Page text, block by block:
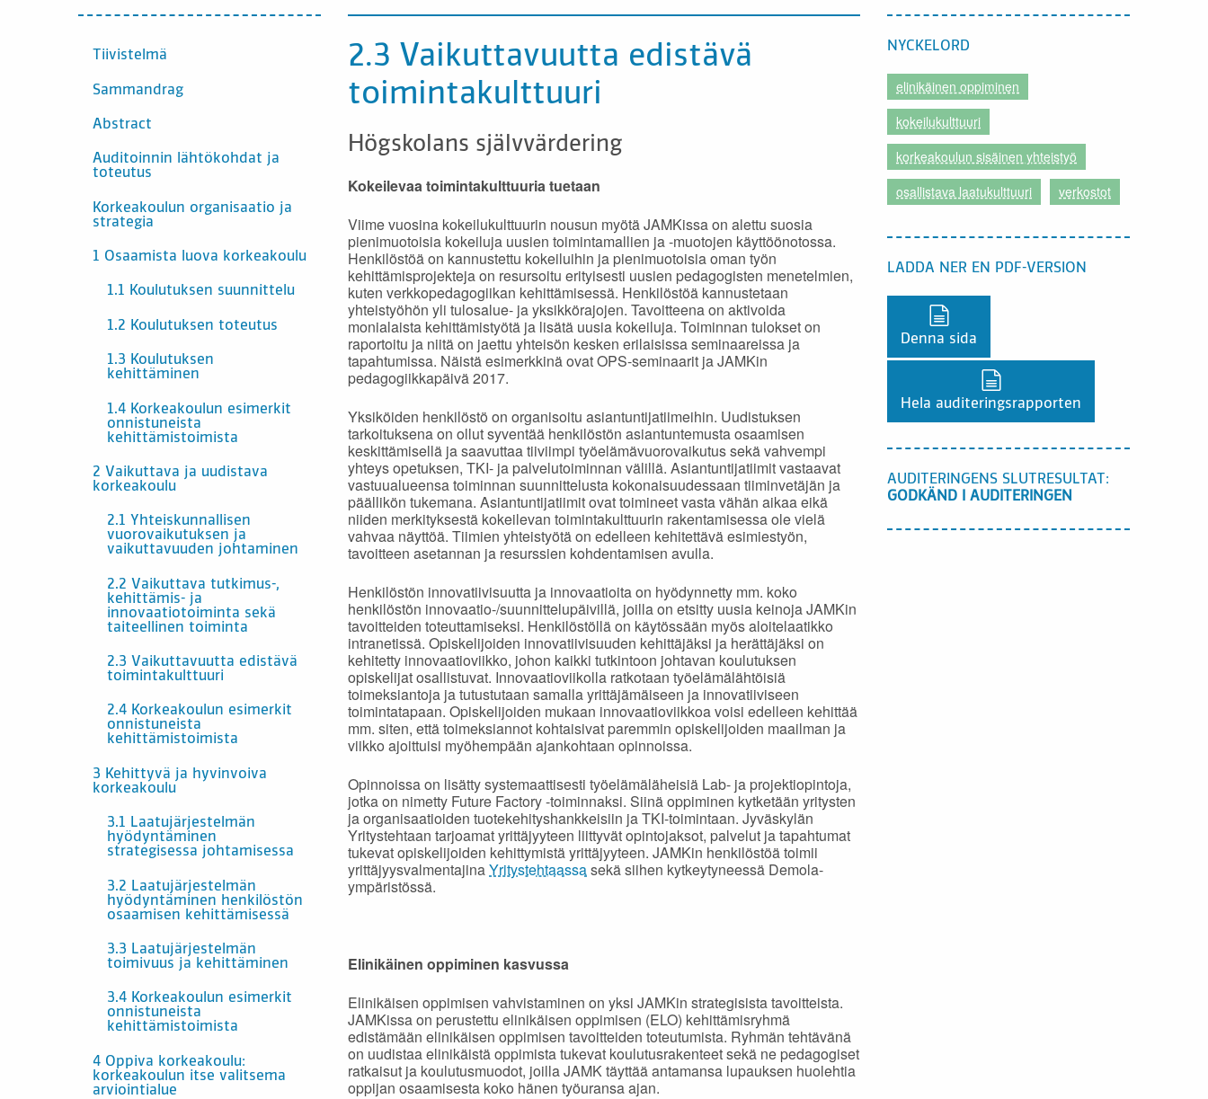
INNEHÅLL
Tiivistelmä
Sammandrag
Abstract
Auditoinnin lähtökohdat ja
toteutus
Korkeakoulun organisaatio ja
strategia
1 Osaamista luova korkeakoulu
1.1 Koulutuksen suunnittelu
1.2 Koulutuksen toteutus
1.3 Koulutuksen
kehittäminen
1.4 Korkeakoulun esimerkit
onnistuneista
kehittämistoimista
2 Vaikuttava ja uudistava
korkeakoulu
2.1 Yhteiskunnallisen
vuorovaikutuksen ja
vaikuttavuuden johtaminen
2.2 Vaikuttava tutkimus-,
kehittämis- ja
innovaatiotoiminta sekä
taiteellinen toiminta
2.3 Vaikuttavuutta edistävä
toimintakulttuuri
2.4 Korkeakoulun esimerkit
onnistuneista
kehittämistoimista
3 Kehittyvä ja hyvinvoiva
korkeakoulu
3.1 Laatujärjestelmän
hyödyntäminen
strategisessa johtamisessa
3.2 Laatujärjestelmän
hyödyntäminen henkilöstön
osaamisen kehittämisessä
3.3 Laatujärjestelmän
toimivuus ja kehittäminen
3.4 Korkeakoulun esimerkit
onnistuneista
kehittämistoimista
4 Oppiva korkeakoulu:
korkeakoulun itse valitsema
arviointialue
2.3 Vaikuttavuutta edistävä
toimintakulttuuri
Högskolans självvärdering
Kokeilevaa toimintakulttuuria tuetaan
Viime vuosina kokeilukulttuurin nousun myötä JAMKissa on alettu suosia
pienimuotoisia kokeiluja uusien toimintamallien ja -muotojen käyttöönotossa.
Henkilöstöä on kannustettu kokeiluihin ja pienimuotoisia oman työn
kehittämisprojekteja on resursoitu erityisesti uusien pedagogisten menetelmien,
kuten verkkopedagogiikan kehittämisessä. Henkilöstöä kannustetaan
yhteistyöhön yli tulosalue- ja yksikkörajojen. Tavoitteena on aktivoida
monialaista kehittämistyötä ja lisätä uusia kokeiluja. Toiminnan tulokset on
raportoitu ja niitä on jaettu yhteisön kesken erilaisissa seminaareissa ja
tapahtumissa. Näistä esimerkkinä ovat OPS-seminaarit ja JAMKin
pedagogiikkapäivä 2017.
Yksiköiden henkilöstö on organisoitu asiantuntijatiimeihin. Uudistuksen
tarkoituksena on ollut syventää henkilöstön asiantuntemusta osaamisen
keskittämisellä ja saavuttaa tiiviimpi työelämävuorovaikutus sekä vahvempi
yhteys opetuksen, TKI- ja palvelutoiminnan välillä. Asiantuntijatiimit vastaavat
vastuualueensa toiminnan suunnittelusta kokonaisuudessaan tiiminvetäjän ja
päällikön tukemana. Asiantuntijatiimit ovat toimineet vasta vähän aikaa eikä
niiden merkityksestä kokeilevan toimintakulttuurin rakentamisessa ole vielä
vahvaa näyttöä. Tiimien yhteistyötä on edelleen kehitettävä esimiestyön,
tavoitteen asetannan ja resurssien kohdentamisen avulla.
Henkilöstön innovatiivisuutta ja innovaatioita on hyödynnetty mm. koko
henkilöstön innovaatio-/suunnittelupäivillä, joilla on etsitty uusia keinoja JAMKin
tavoitteiden toteuttamiseksi. Henkilöstöllä on käytössään myös aloitelaatikko
intranetissä. Opiskelijoiden innovatiivisuuden kehittäjäksi ja herättäjäksi on
kehitetty innovaatioviikko, johon kaikki tutkintoon johtavan koulutuksen
opiskelijat osallistuvat. Innovaatioviikolla ratkotaan työelämälähtöisiä
toimeksiantoja ja tutustutaan samalla yrittäjämäiseen ja innovatiiviseen
toimintatapaan. Opiskelijoiden mukaan innovaatioviikkoa voisi edelleen kehittää
mm. siten, että toimeksiannot kohtaisivat paremmin opiskelijoiden maailman ja
viikko ajoittuisi myöhempään ajankohtaan opinnoissa.
Opinnoissa on lisätty systemaattisesti työelämäläheisiä Lab- ja projektiopintoja,
jotka on nimetty Future Factory -toiminnaksi. Siinä oppiminen kytketään yritysten
ja organisaatioiden tuotekehityshankkeisiin ja TKI-toimintaan. Jyväskylän
Yritystehtaan tarjoamat yrittäjyyteen liittyvät opintojaksot, palvelut ja tapahtumat
tukevat opiskelijoiden kehittymistä yrittäjyyteen. JAMKin henkilöstöä toimii
yrittäjyysvalmentajinaYritystehtaassasekä siihen kytkeytyneessä Demola-
ympäristössä.
Elinikäinen oppiminen kasvussa
Elinikäisen oppimisen vahvistaminen on yksi JAMKin strategisista tavoitteista.
JAMKissa on perustettu elinikäisen oppimisen (ELO) kehittämisryhmä
edistämään elinikäisen oppimisen tavoitteiden toteutumista. Ryhmän tehtävänä
on uudistaa elinikäistä oppimista tukevat koulutusrakenteet sekä ne pedagogiset
ratkaisut ja koulutusmuodot, joilla JAMK täyttää antamansa lupauksen huolehtia
oppijan osaamisesta koko hänen työuransa ajan.
NYCKELORD
elinikäinen oppiminen
kokeilukulttuuri
korkeakoulun sisäinen yhteistyö
osallistava laatukulttuuri
verkostot
LADDA NER EN PDF-VERSION
Denna sida
Hela auditeringsrapporten
AUDITERINGENS SLUTRESULTAT:
GODKÄND I AUDITERINGEN